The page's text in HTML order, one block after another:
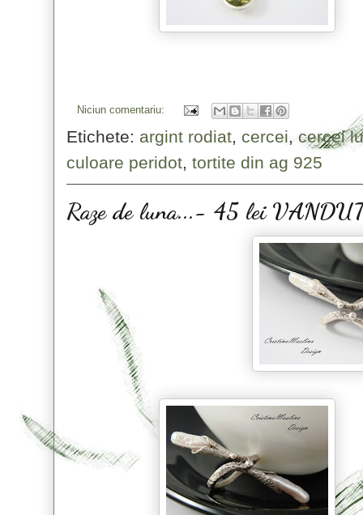
Niciun comentariu:
Etichete: argint rodiat, cercei, cercei
culoare peridot, tortite din ag 925
Raze de luna...- 45 lei